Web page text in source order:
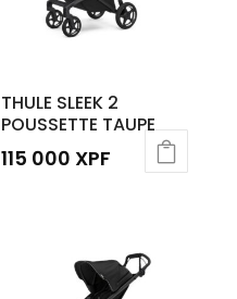
THULE SLEEK 2
POUSSETTE TAUPE
115 000 XPF